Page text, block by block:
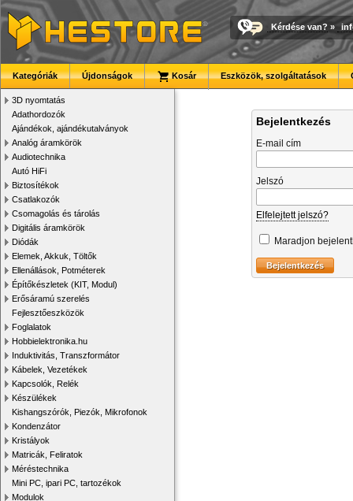
Kérdése van? »
Kategóriák Újdonságok Kosár Eszközök, szolgáltatások
3D nyomtatás
Adathordozók
Ajándékok, ajándékutalványok
Analóg áramkörök
Audiotechnika
Autó HiFi
Biztosítékok
Csatlakozók
Csomagolás és tárolás
Digitális áramkörök
Diódák
Elemek, Akkuk, Töltők
Ellenállások, Potméterek
Építőkészletek (KIT, Modul)
Erősáramú szerelés
Fejlesztőeszközök
Foglalatok
Hobbielektronika.hu
Induktivitás, Transzformátor
Kábelek, Vezetékek
Kapcsolók, Relék
Készülékek
Kishangszórók, Piezók, Mikrofonok
Kondenzátor
Kristályok
Matricák, Feliratok
Méréstechnika
Mini PC, ipari PC, tartozékok
Modulok
Bejelentkezés
E-mail cím
Jelszó
Elfelejtett jelszó?
Maradjon